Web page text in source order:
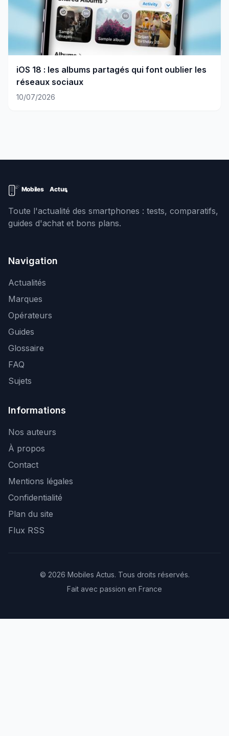
iOS 18 : les albums partagés qui font oublier les
réseaux sociaux
10/07/2026
Toute l'actualité des smartphones : tests, comparatifs,
guides d'achat et bons plans.
Navigation
Actualités
Marques
Opérateurs
Guides
Glossaire
FAQ
Sujets
Informations
Nos auteurs
À propos
Contact
Mentions légales
Confidentialité
Plan du site
Flux RSS
© 2026 Mobiles Actus. Tous droits réservés.
Fait avec passion en France